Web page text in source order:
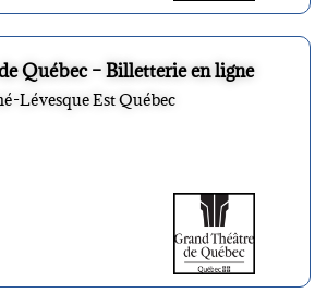
Québec – Billetterie en ligne
Lévesque Est Québec